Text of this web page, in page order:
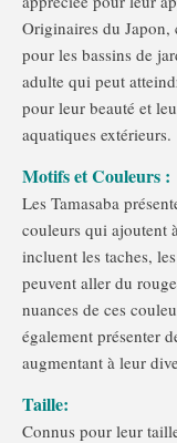
Originaires du Japon,
pour les bassins de
adulte qui peut
pour leur beauté et
aquatiques extérieurs.
Motifs et Couleurs :
Les Tamasaba
couleurs qui ajoutent
incluent les taches,
peuvent aller du
nuances de ces
également présenter
augmentant à leur
Taille:
Connus pour leur